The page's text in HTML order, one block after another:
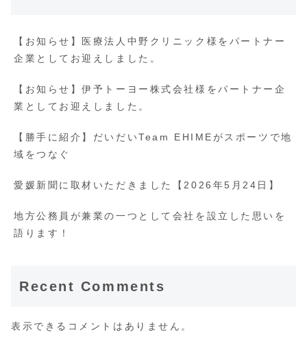
【お知らせ】医療法人中野クリニック様をパートナー
企業としてお迎えしました。
【お知らせ】伊予トーヨー株式会社様をパートナー企
業としてお迎えしました。
【勝手に紹介】だいだいTeam EHIMEがスポーツで地
域をつなぐ
愛媛新聞に取材いただきました【2026年5月24日】
地方公務員が兼業の一つとして会社を設立した思いを
語ります！
Recent Comments
表示できるコメントはありません。